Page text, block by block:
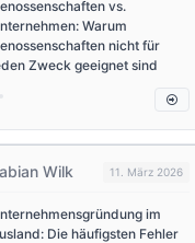
vs.
Warum
nicht für
Zweck geeignet sind
Wilk 11. März 2026
im
Die häufigsten Fehler